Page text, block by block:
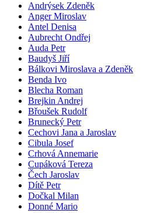
Andrýsek Zdeněk
Anger Miroslav
Antel Denisa
Aubrecht Ondřej
Auda Petr
Baudyš Jiří
Bálkovi Miroslava a Zdeněk
Benda Ivo
Blecha Roman
Brejkin Andrej
Břoušek Rudolf
Brunecký Petr
Cechovi Jana a Jaroslav
Cibula Josef
Crhová Annemarie
Cupáková Tereza
Čech Jaroslav
Dítě Petr
Dočkal Milan
Donné Mario